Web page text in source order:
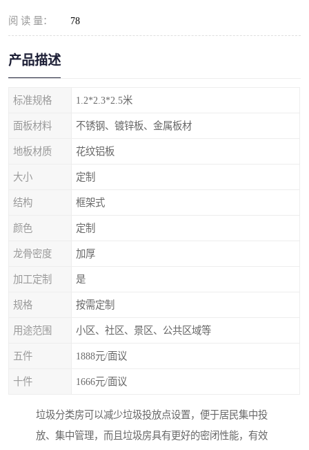
阅 读 量： 78
产品描述
标准规格 1.2*2.3*2.5米
面板材料 不锈钢、镀锌板、金属板材
地板材质 花纹铝板
大小 定制
结构 框架式
颜色 定制
龙骨密度 加厚
加工定制 是
规格 按需定制
用途范围 小区、社区、景区、公共区域等
五件 1888元/面议
十件 1666元/面议
垃圾分类房可以减少垃圾投放点设置，便于居民集中投
放、集中管理，而且垃圾房具有更好的密闭性能，有效